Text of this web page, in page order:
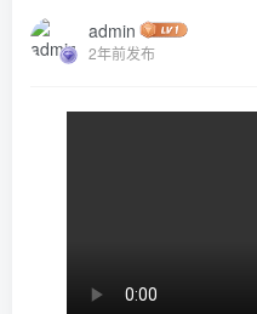
admin
2年前发布